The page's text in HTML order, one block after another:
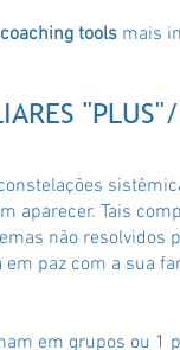
coaching tools mais
aparecer. Tais
não
paz com a sua
em grupos ou 1